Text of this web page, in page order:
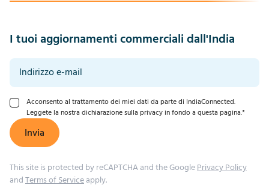
I tuoi aggiornamenti commerciali dall'India
Acconsento al trattamento dei miei dati da parte di IndiaConnected.
Leggete la nostra dichiarazione sulla privacy in fondo a questa pagina.*
Invia
This site is protected by reCAPTCHA and the GooglePrivacy Policy
andTerms of Serviceapply.